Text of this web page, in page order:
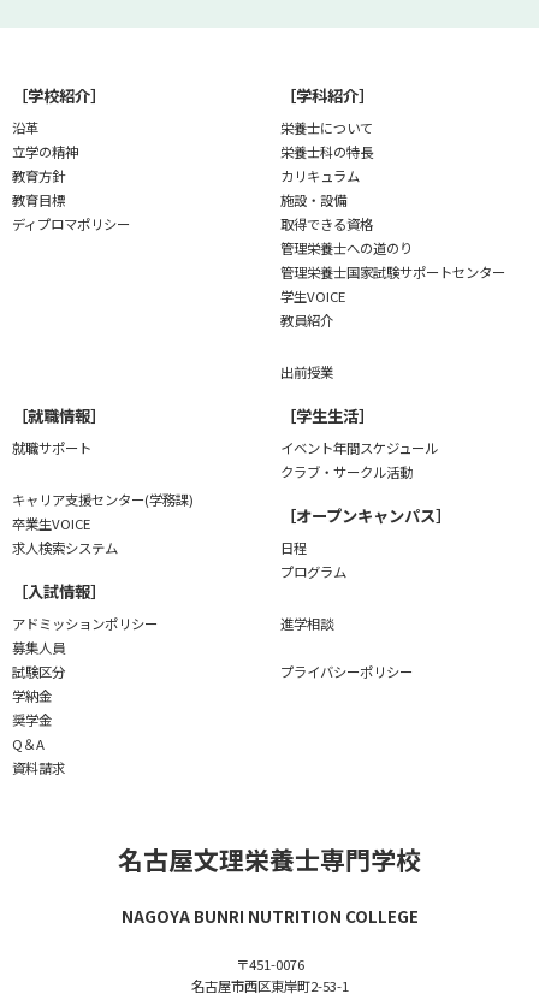
［学校紹介］
沿革
立学の精神
教育方針
教育目標
ディプロマポリシー
［学科紹介］
栄養士について
栄養士科の特長
カリキュラム
施設・設備
取得できる資格
管理栄養士への道のり
管理栄養士国家試験サポートセンター
学生VOICE
教員紹介
出前授業
［就職情報］
就職サポート
キャリア支援センター(学務課)
卒業生VOICE
求人検索システム
［入試情報］
アドミッションポリシー
募集人員
試験区分
学納金
奨学金
Q＆A
資料請求
［学生生活］
イベント年間スケジュール
クラブ・サークル活動
［オープンキャンパス］
日程
プログラム
進学相談
プライバシーポリシー
名古屋文理栄養士専門学校
NAGOYA BUNRI NUTRITION COLLEGE
〒451-0076
名古屋市西区東岸町2-53-1